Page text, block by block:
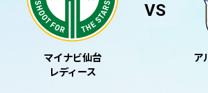
マイナビ仙台
レディース
VS
ア